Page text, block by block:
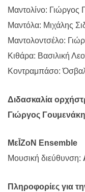
Μαντολίνο: Γιώργος
Μαντόλα: Μιχάλης
Μαντολοντσέλο:
Κιθάρα: Βασιλική
Κοντραμπάσο:
Διδασκαλία
Γιώργος
ΜεĪΖοΝ Ensemble
Μουσική διεύθυνση:
Πληροφορίες για